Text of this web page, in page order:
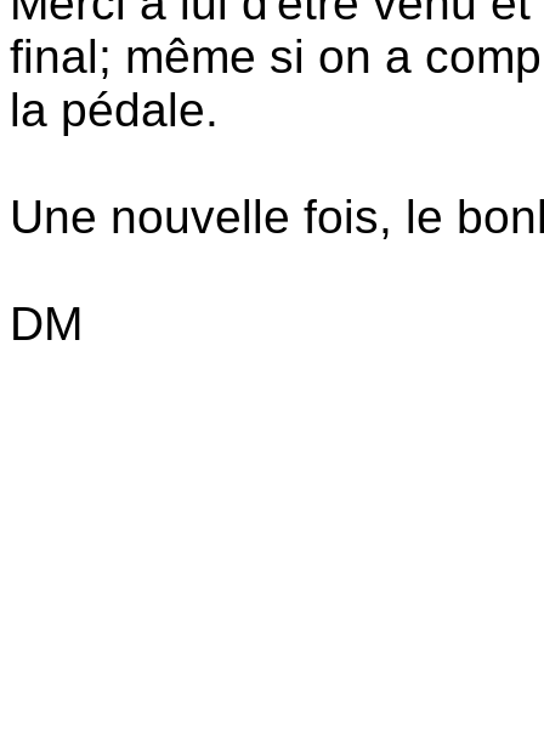
final; même si on a
la pédale.
Une nouvelle fois, le
DM